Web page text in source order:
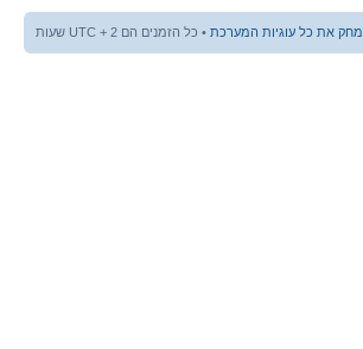
מחק את כל עוגיות המערכת • כל הזמנים הם UTC + 2 שעות